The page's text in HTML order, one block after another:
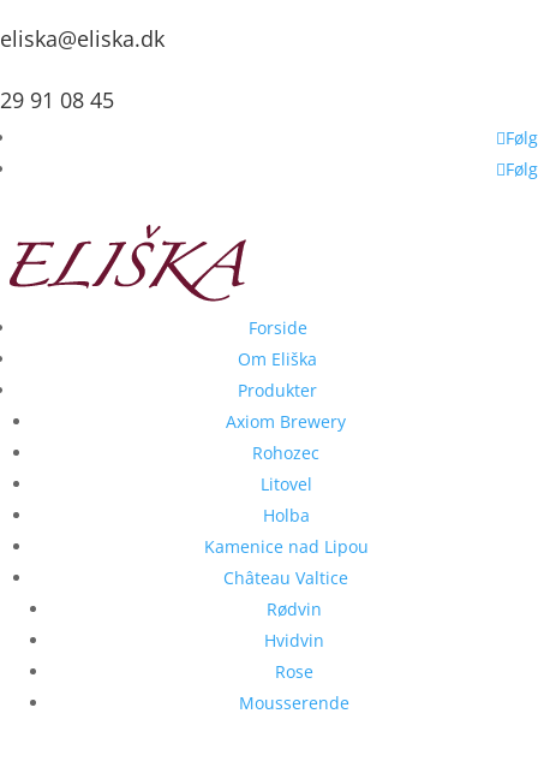
eliska@eliska.dk
29 91 08 45
Følg
Følg
Forside
Om Eliška
Produkter
Axiom Brewery
Rohozec
Litovel
Holba
Kamenice nad Lipou
Château Valtice
Rødvin
Hvidvin
Rose
Mousserende